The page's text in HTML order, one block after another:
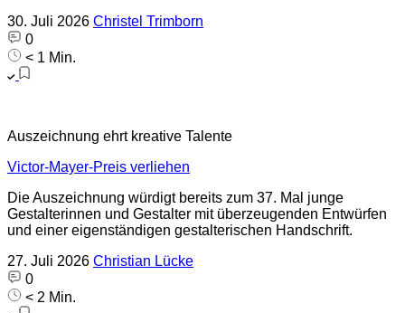
30. Juli 2026 Christel Trimborn
0
< 1 Min.
Auszeichnung ehrt kreative Talente
Victor-Mayer-Preis verliehen
Die Auszeichnung würdigt bereits zum 37. Mal junge
Gestalterinnen und Gestalter mit überzeugenden Entwürfen
und einer eigenständigen gestalterischen Handschrift.
27. Juli 2026 Christian Lücke
0
< 2 Min.